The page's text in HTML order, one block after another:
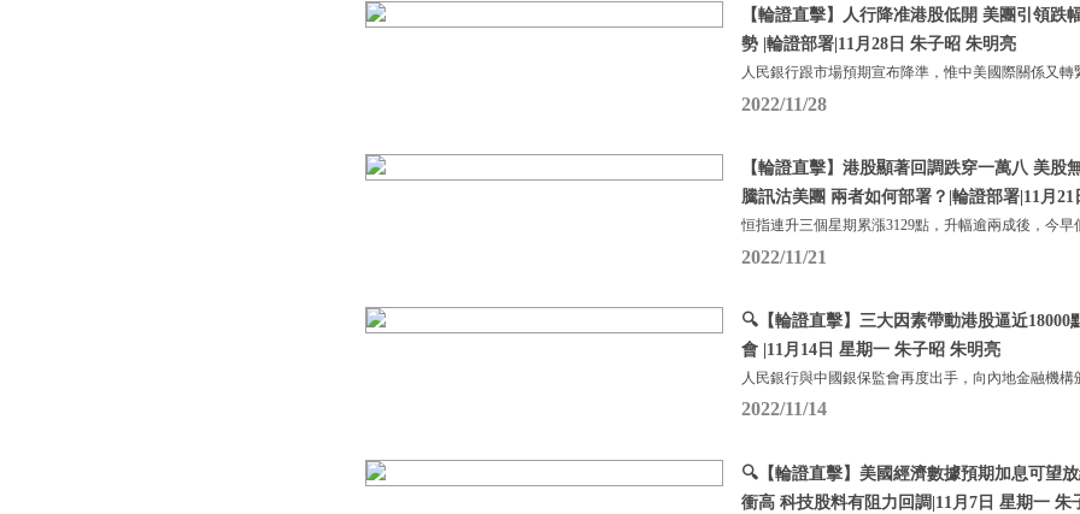
【輪證直擊】人行降准港股低開 美團引領跌
勢 |輪證部署|11月28日 朱子昭 朱明亮
人民銀行跟市場預期宣布降準，惟中美國際關係又轉
2022/11/28
【輪證直擊】港股顯著回調跌穿一萬八 美股
騰訊沽美團 兩者如何部署？|輪證部署|11月
恒指連升三個星期累漲3129點，升幅逾兩成後，今早
2022/11/21
🔍【輪證直擊】三大因素帶動港股逼近18000
會 |11月14日 星期一 朱子昭 朱明亮
人民銀行與中國銀保監會再度出手，向內地金融機構
2022/11/14
🔍【輪證直擊】美國經濟數據預期加息可望
衝高 科技股料有阻力回調|11月7日 星期一 朱